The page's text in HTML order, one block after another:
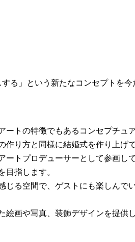
る」という新たなコンセプトを今
トの特徴でもあるコンセプチュ
り方と同様に結婚式を作り上げて
トプロデューサーとして参画し
指します。
じる空間で、ゲストにも楽しんで
画や写真、装飾デザインを提供